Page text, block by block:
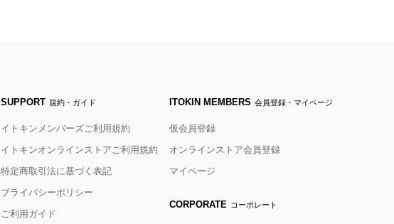
SUPPORT 規約・ガイド
イトキンメンバーズご利用規約
イトキンオンラインストアご利用規約
特定商取引法に基づく表記
プライバシーポリシー
ご利用ガイド
ITOKIN MEMBERS 会員登録・マイページ
仮会員登録
オンラインストア会員登録
マイページ
CORPORATE コーポレート